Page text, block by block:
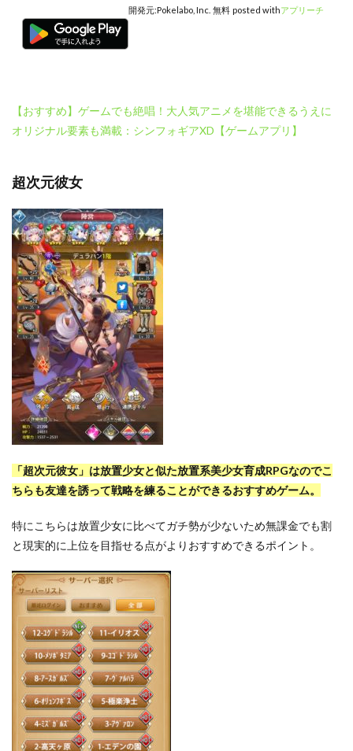
開発元:Pokelabo, Inc. 無料 posted withアプリーチ
【おすすめ】ゲームでも絶唱！大人気アニメを堪能できるうえに
オリジナル要素も満載：シンフォギアXD【ゲームアプリ】
超次元彼女
「超次元彼女」は放置少女と似た放置系美少女育成RPGなのでこ
ちらも友達を誘って戦略を練ることができるおすすめゲーム。
特にこちらは放置少女に比べてガチ勢が少ないため無課金でも割
と現実的に上位を目指せる点がよりおすすめできるポイント。